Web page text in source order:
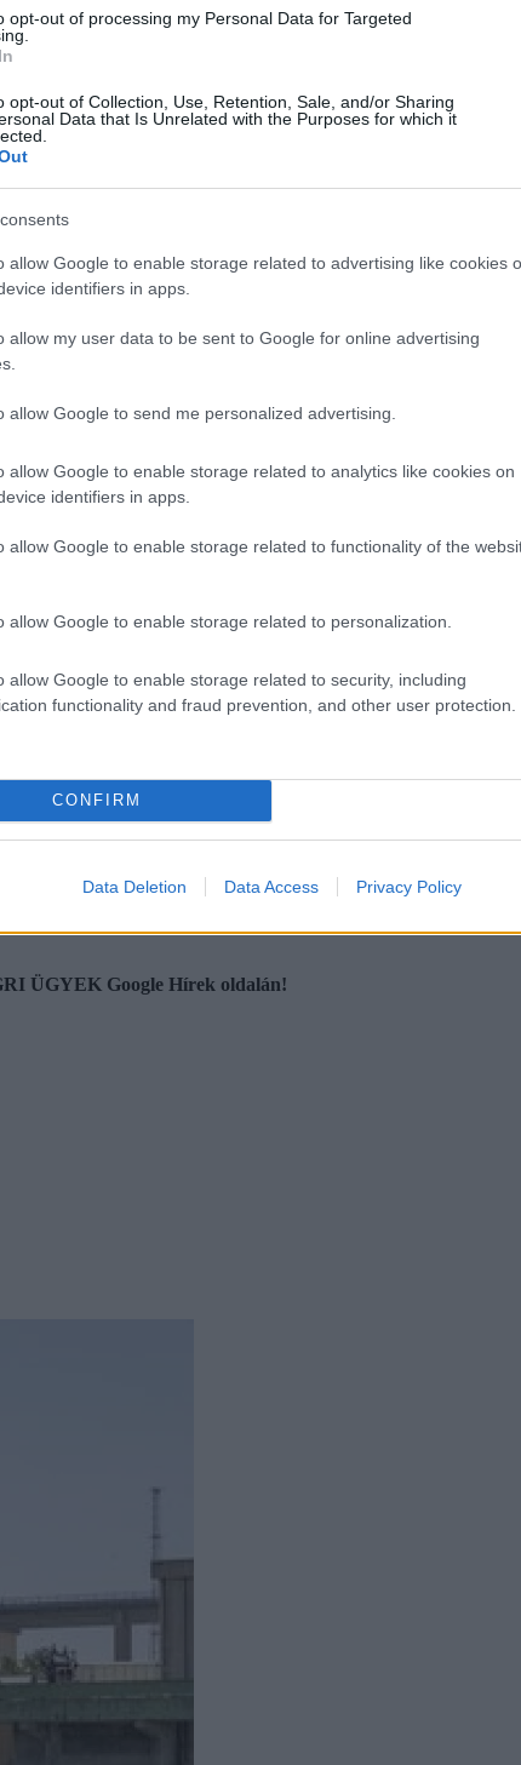
opt-out of processing my Personal Data for Targeted
opt-out of Collection, Use, Retention, Sale, and/or Sharing
Data that Is Unrelated with the Purposes for which it
allow Google to enable storage related to advertising like cookies
identifiers in apps.
allow my user data to be sent to Google for online advertising
allow Google to send me personalized advertising.
allow Google to enable storage related to analytics like cookies on
identifiers in apps.
allow Google to enable storage related to functionality of the
allow Google to enable storage related to personalization.
allow Google to enable storage related to security, including
functionality and fraud prevention, and other user protection.
CONFIRM
Data Deletion Data Access Privacy Policy
amely a Rapid Wi...
70 millió forintos fejl...
Gyöngyösön
aKözlekedik a családelnevezésű közlekedésbiztonsági
és a Sándor Autóház szervezésében a megyei döntő
1 fő 6-17 év közötti gyermekből álljon, a szülők közül
lakcímükkel, illetve a „B” kategóriás vezetői engedéllyel
engedélyeznie kell a JavaScript használatát.címre küldhetik
Bizottsága, valamint a Sándor Autóház értékes
megyét a 2022 augusztusában megrendezésre kerülő
azEz az e-mail-cím a szpemrobotok elleni védelem alatt
ÜGYEK Google Hírek oldalán!